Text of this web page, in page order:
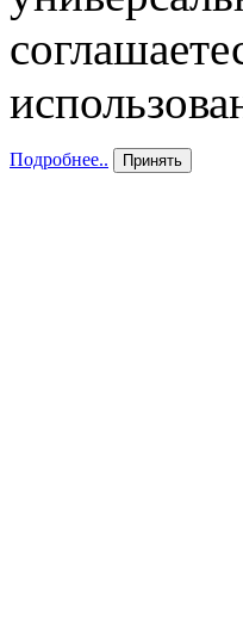
Подробнее.. Принять